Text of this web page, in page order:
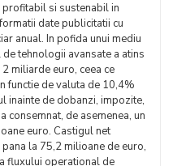
si sustenabil in
date publicitatii cu
anual. In pofida unui mediu
tehnologii avansate a atins
miliarde euro, ceea ce
functie de valuta de 10,4%
inainte de dobanzi, impozite,
consemnat, de asemenea, un
euro. Castigul net
la 75,2 milioane de euro,
fluxului operational de